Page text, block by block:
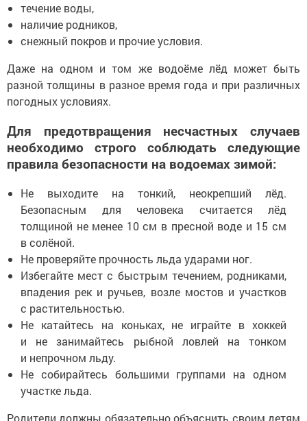
течение воды,
наличие родников,
снежный покров и прочие условия.
Даже на одном и том же водоёме лёд может быть
разной толщины в разное время года и при различных
погодных условиях.
Для предотвращения несчастных случаев
необходимо строго соблюдать следующие
правила безопасности на водоемах зимой:
Не выходите на тонкий, неокрепший лёд.
Безопасным для человека считается лёд
толщиной не менее 10 см в пресной воде и 15 см
в солёной.
Не проверяйте прочность льда ударами ног.
Избегайте мест с быстрым течением, родниками,
впадения рек и ручьев, возле мостов и участков
с растительностью.
Не катайтесь на коньках, не играйте в хоккей
и не занимайтесь рыбной ловлей на тонком
и непрочном льду.
Не собирайтесь большими группами на одном
участке льда.
Родители должны обязательно объяснить своим детям